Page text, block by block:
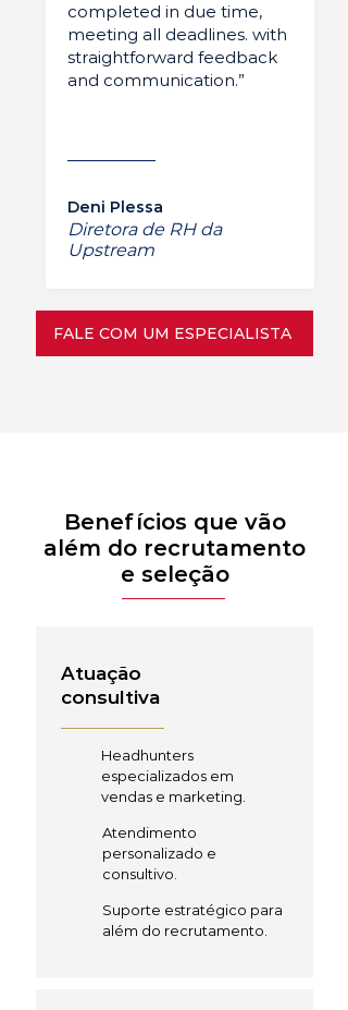
completed in due time,
meeting all deadlines. with
straightforward feedback
and communication.”
Deni Plessa
Diretora de RH da
Upstream
FALE COM UM ESPECIALISTA
Benefícios que vão
além do recrutamento
e seleção
Atuação
consultiva
Headhunters
especializados em
vendas e marketing.
Atendimento
personalizado e
consultivo.
Suporte estratégico para
além do recrutamento.